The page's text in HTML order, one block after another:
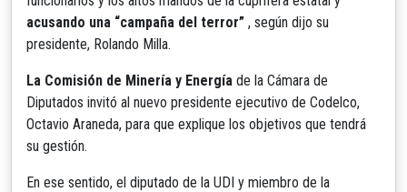
acusando una “campaña del terror” , según dijo su
presidente, Rolando Milla.
La Comisión de Minería y Energía de la Cámara de
Diputados invitó al nuevo presidente ejecutivo de Codelco,
Octavio Araneda, para que explique los objetivos que tendrá
su gestión.
En ese sentido, el diputado de la UDI y miembro de la